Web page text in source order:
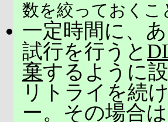
数を絞っておくこ
一定時間に、
試行を行うと
棄するように
リトライを続
ー。その場合